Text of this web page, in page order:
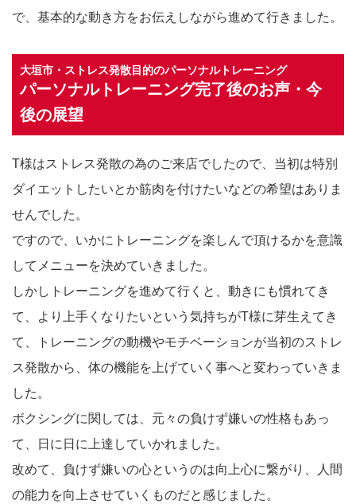
で、基本的な動き方をお伝えしながら進めて行きました。
大垣市・ストレス発散目的のパーソナルトレーニング
パーソナルトレーニング完了後のお声・今
後の展望
T様はストレス発散の為のご来店でしたので、当初は特別
ダイエットしたいとか筋肉を付けたいなどの希望はありま
せんでした。
ですので、いかにトレーニングを楽しんで頂けるかを意識
してメニューを決めていきました。
しかしトレーニングを進めて行くと、動きにも慣れてき
て、より上手くなりたいという気持ちがT様に芽生えてき
て、トレーニングの動機やモチベーションが当初のストレ
ス発散から、体の機能を上げていく事へと変わっていきま
した。
ボクシングに関しては、元々の負けず嫌いの性格もあっ
て、日に日に上達していかれました。
改めて、負けず嫌いの心というのは向上心に繋がり、人間
の能力を向上させていくものだと感じました。